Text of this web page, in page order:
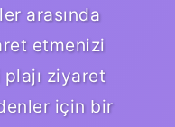
arasında
etmenizi
ziyaret
için bir